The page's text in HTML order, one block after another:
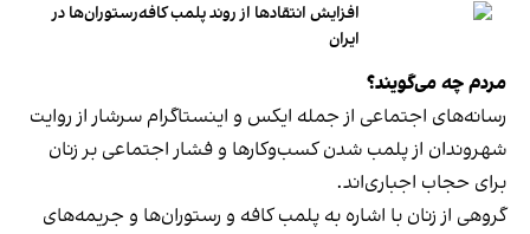
افزایش انتقادها از روند پلمب کافه‌رستوران‌ها در
ایران
مردم چه می‌گویند؟
رسانه‎‌های اجتماعی از جمله ایکس و اینستاگرام سرشار از روایت
شهروندان از پلمب شدن کسب‌وکارها و فشار اجتماعی بر زنان
برای حجاب اجباری‌اند.
گروهی از زنان با اشاره به پلمب کافه و رستوران‌ها و جریمه‌های